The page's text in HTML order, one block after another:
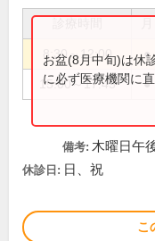
8:30～12:00 ●
15:00～17:45 ●
お盆(8月中旬)は休
に必ず医療機関に
備考: 木曜日午
休診日: 日、祝
こ